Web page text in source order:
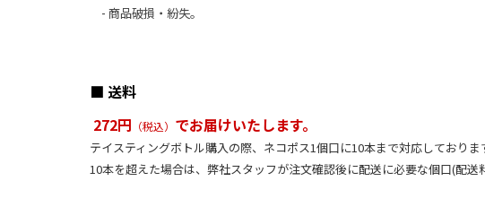
- 商品破損・紛失。
■ 送料
272円 （税込） でお届けいたします。
テイスティングボトル購入の際、ネコポス1個口に10本まで対応しておりま
10本を超えた場合は、弊社スタッフが注文確認後に配送に必要な個口(配送